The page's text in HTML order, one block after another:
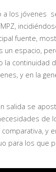
a los jóvenes
fuente,
un espacio,
la continuidad
y en la
salida se
de
y
para los que